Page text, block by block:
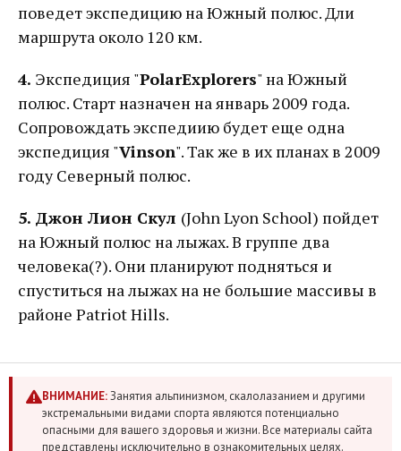
поведет экспедицию на Южный полюс. Дли
маршрута около 120 км.
4. Экспедиция "PolarExplorers" на Южный
полюс. Старт назначен на январь 2009 года.
Сопровождать экспедиию будет еще одна
экспедиция "Vinson". Так же в их планах в 2009
году Северный полюс.
5. Джон Лион Скул (John Lyon School) пойдет
на Южный полюс на лыжах. В группе два
человека(?). Они планируют подняться и
спуститься на лыжах на не большие массивы в
районе Patriot Hills.
ВНИМАНИЕ:Занятия альпинизмом, скалолазанием и другими
экстремальными видами спорта являются потенциально
опасными для вашего здоровья и жизни. Все материалы сайта
представлены исключительно в ознакомительных целях.